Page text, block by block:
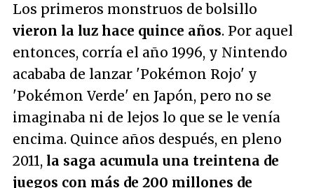
Los primeros monstruos de bolsillo
vieron la luz hace quince años. Por aquel
entonces, corría el año 1996, y Nintendo
acababa de lanzar 'Pokémon Rojo' y
'Pokémon Verde' en Japón, pero no se
imaginaba ni de lejos lo que se le venía
encima. Quince años después, en pleno
2011, la saga acumula una treintena de
juegos con más de 200 millones de